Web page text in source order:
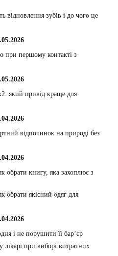
відновлення зубів і до чого це
при першому контакті з
який привід краще для
відпочинок на природі без
обрати книгу, яка захоплює з
якісний одяг для
і не порушити її бар’єр
лікарі при виборі витратних